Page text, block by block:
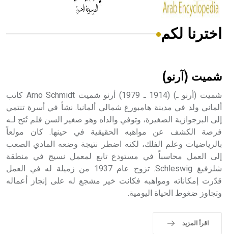
هل تعلم أن الأبسيد كلمة فرنسية اللفظ تم اعتمادها مصطلحاً
- هل تعلم أن أبجر Abgar اسم معروف جيداً يعود إلى عدد من
الملوك الذين حكموا مدينة إديسا (الرها) من أبجر الأول وحتى
التاسع، وهم ينتسبون إلى أسرة أوسروين
حيث تقتصر القيمة الصوتية للعلامة الك
اخترنا لكم
شميت (آرنو)
شميت (أرنو ـ) (1914 ـ 1979) أرنو شميت Arno Schmidt كاتب
ألماني ولد في مدينة هامبورغ شمالي ألمانيا. نشأ في أسرة تنتمي
إلى البرجوازية الصغيرة، وتوفي والداه وهو صغير السن فلم تُتح لـه
فرصة الكشف عن مواهبه الحقيقية في حينها. كان مولعاً
بالرياضيات وعلم الفلك، لكنه اضطر نتيجة وضعه المادي الصعب
إلى العمل محاسباً في مستودع تابع لمعمل نسيج في منطقة
شلزفيغ Schleswig. تزوج عام 1937 من زميلة له في العمل
قدّرت إمكاناته ومواهبه فكانت خير مشجع له على إنجاز أعماله
وتجاوز ضغوط الحياة اليومية.
اقرأ المزيد